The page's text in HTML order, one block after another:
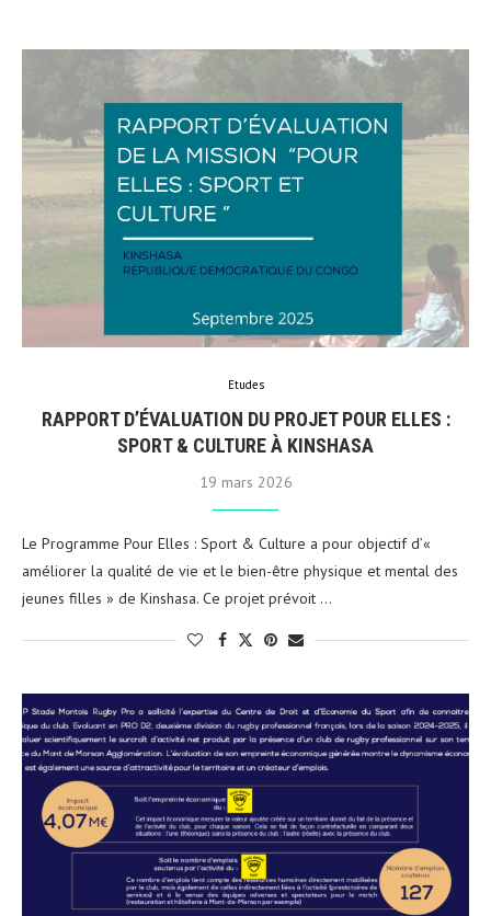
Etudes
RAPPORT D’ÉVALUATION DU PROJET POUR ELLES :
SPORT & CULTURE À KINSHASA
19 mars 2026
Le Programme Pour Elles : Sport & Culture a pour objectif d’«
améliorer la qualité de vie et le bien-être physique et mental des
jeunes filles » de Kinshasa. Ce projet prévoit …